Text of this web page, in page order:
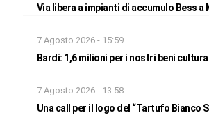
Via libera a impianti di accumulo Bess a
7 Agosto 2026 - 15:59
Bardi: 1,6 milioni per i nostri beni
7 Agosto 2026 - 13:58
Una call per il logo del “Tartufo Bianco